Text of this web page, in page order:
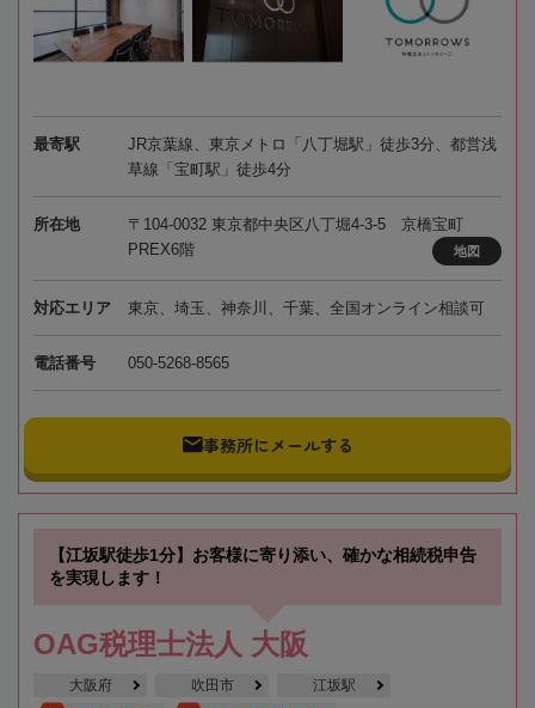
最寄駅
JR京葉線、東京メトロ「八丁堀駅」徒歩3分、都営浅
草線「宝町駅」徒歩4分
所在地
〒104-0032 東京都中央区八丁堀4-3-5 京橋宝町
PREX6階
地図
対応エリア 東京、埼玉、神奈川、千葉、全国オンライン相談可
電話番号 050-5268-8565
事務所にメールする
【江坂駅徒歩1分】お客様に寄り添い、確かな相続税申告
を実現します！
OAG税理士法人 大阪
大阪府 吹田市 江坂駅